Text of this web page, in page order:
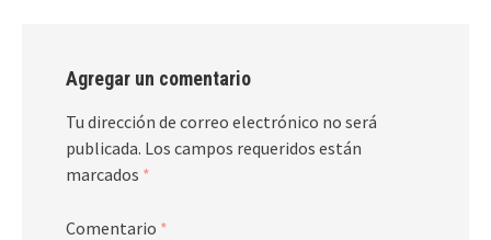
Agregar un comentario
Tu dirección de correo electrónico no será
publicada. Los campos requeridos están
marcados *
Comentario *